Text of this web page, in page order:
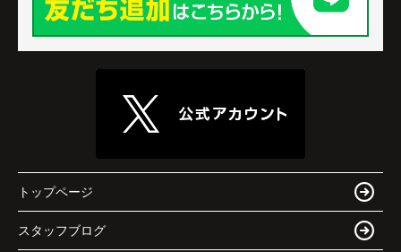
トップページ
スタッフブログ